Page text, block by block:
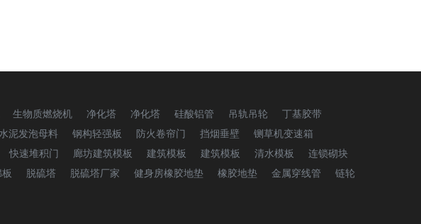
生物质燃烧机 净化塔 净化塔 硅酸铝管 吊轨吊轮
丁基胶带
泥发泡母料 钢构轻强板 防火卷帘门 挡烟垂壁
铡草机变速箱
快速堆积门 廊坊建筑模板 建筑模板 建筑模板 清水模板
连锁砌块
脱硫塔 脱硫塔厂家 健身房橡胶地垫 橡胶地垫 金属穿线管
链轮